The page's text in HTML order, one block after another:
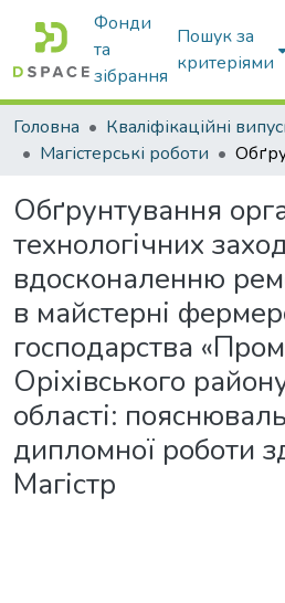
Фонди
та
зібрання
Пошук за
критеріями
Головна
Магістерські роботи
Обґрунтування
технологічних
вдосконаленню
в майстерні
господарства
Оріхівського
області:
дипломної роботи
Магістр